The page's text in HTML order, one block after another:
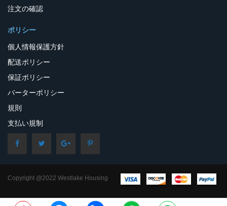
注文の確認
ポリシー
個人情報保護方針
配送ポリシー
保証ポリシー
バーターポリシー
規則
支払い規制
Copyright @2022 Westlake Housing